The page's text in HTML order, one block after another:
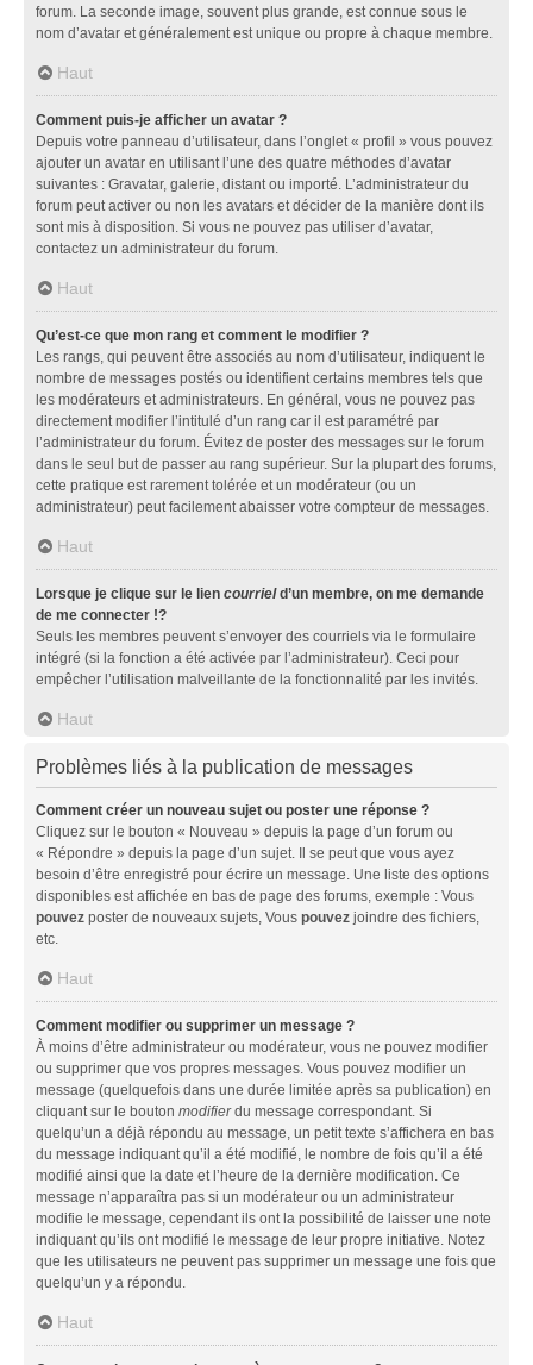
forum. La seconde image, souvent plus grande, est connue sous le
nom d’avatar et généralement est unique ou propre à chaque membre.
Haut
Comment puis-je afficher un avatar ?
Depuis votre panneau d’utilisateur, dans l’onglet « profil » vous pouvez
ajouter un avatar en utilisant l’une des quatre méthodes d’avatar
suivantes : Gravatar, galerie, distant ou importé. L’administrateur du
forum peut activer ou non les avatars et décider de la manière dont ils
sont mis à disposition. Si vous ne pouvez pas utiliser d’avatar,
contactez un administrateur du forum.
Haut
Qu’est-ce que mon rang et comment le modifier ?
Les rangs, qui peuvent être associés au nom d’utilisateur, indiquent le
nombre de messages postés ou identifient certains membres tels que
les modérateurs et administrateurs. En général, vous ne pouvez pas
directement modifier l’intitulé d’un rang car il est paramétré par
l’administrateur du forum. Évitez de poster des messages sur le forum
dans le seul but de passer au rang supérieur. Sur la plupart des forums,
cette pratique est rarement tolérée et un modérateur (ou un
administrateur) peut facilement abaisser votre compteur de messages.
Haut
Lorsque je clique sur le lien courrield’un membre, on me demande
de me connecter !?
Seuls les membres peuvent s’envoyer des courriels via le formulaire
intégré (si la fonction a été activée par l’administrateur). Ceci pour
empêcher l’utilisation malveillante de la fonctionnalité par les invités.
Haut
Problèmes liés à la publication de messages
Comment créer un nouveau sujet ou poster une réponse ?
Cliquez sur le bouton « Nouveau » depuis la page d’un forum ou
« Répondre » depuis la page d’un sujet. Il se peut que vous ayez
besoin d’être enregistré pour écrire un message. Une liste des options
disponibles est affichée en bas de page des forums, exemple : Vous
pouvez poster de nouveaux sujets, Vous pouvez joindre des fichiers,
etc.
Haut
Comment modifier ou supprimer un message ?
À moins d’être administrateur ou modérateur, vous ne pouvez modifier
ou supprimer que vos propres messages. Vous pouvez modifier un
message (quelquefois dans une durée limitée après sa publication) en
cliquant sur le bouton modifierdu message correspondant. Si
quelqu’un a déjà répondu au message, un petit texte s’affichera en bas
du message indiquant qu’il a été modifié, le nombre de fois qu’il a été
modifié ainsi que la date et l’heure de la dernière modification. Ce
message n’apparaîtra pas si un modérateur ou un administrateur
modifie le message, cependant ils ont la possibilité de laisser une note
indiquant qu’ils ont modifié le message de leur propre initiative. Notez
que les utilisateurs ne peuvent pas supprimer un message une fois que
quelqu’un y a répondu.
Haut